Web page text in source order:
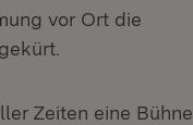
vor Ort die
gekürt.
Zeiten eine Bühne